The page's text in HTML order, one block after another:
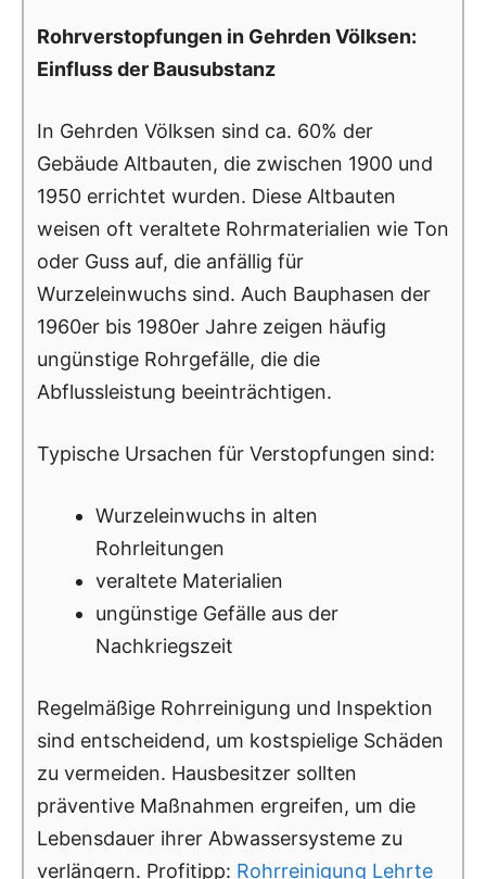
Rohrverstopfungen in Gehrden Völksen:
Einfluss der Bausubstanz
In Gehrden Völksen sind ca. 60% der
Gebäude Altbauten, die zwischen 1900 und
1950 errichtet wurden. Diese Altbauten
weisen oft veraltete Rohrmaterialien wie Ton
oder Guss auf, die anfällig für
Wurzeleinwuchs sind. Auch Bauphasen der
1960er bis 1980er Jahre zeigen häufig
ungünstige Rohrgefälle, die die
Abflussleistung beeinträchtigen.
Typische Ursachen für Verstopfungen sind:
Wurzeleinwuchs in alten
Rohrleitungen
veraltete Materialien
ungünstige Gefälle aus der
Nachkriegszeit
Regelmäßige Rohrreinigung und Inspektion
sind entscheidend, um kostspielige Schäden
zu vermeiden. Hausbesitzer sollten
präventive Maßnahmen ergreifen, um die
Lebensdauer ihrer Abwassersysteme zu
verlängern. Profitipp: Rohrreinigung Lehrte